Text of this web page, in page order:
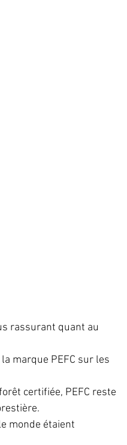
rassurant quant au
marque PEFC sur les
certifiée, PEFC reste
monde étaient